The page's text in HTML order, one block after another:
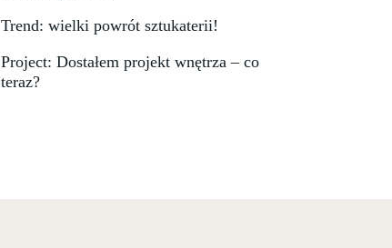
Trend: wielki powrót sztukaterii!
Project: Dostałem projekt wnętrza – co
teraz?